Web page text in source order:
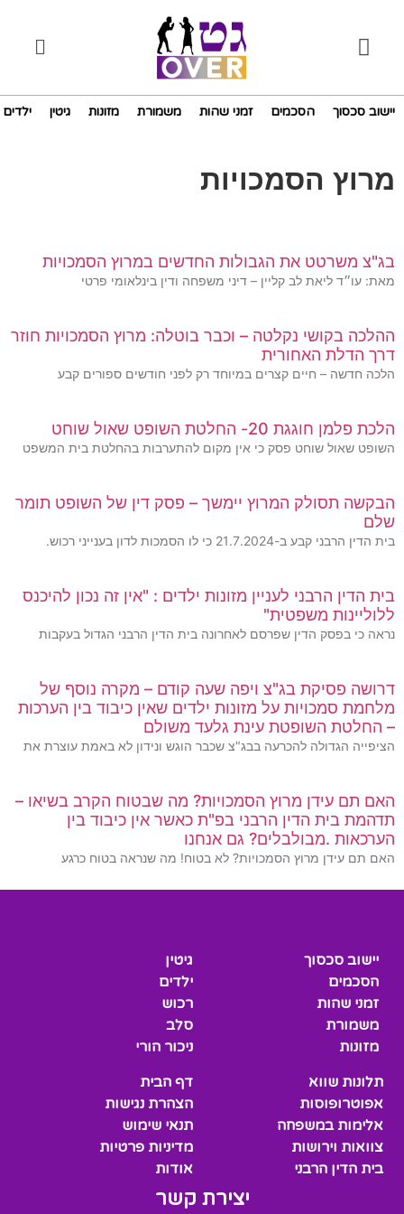
יישוב סכסוך הסכמים זמני שהות משמורת מזונות גיטין ילדים
מרוץ הסמכויות
בג"צ משרטט את הגבולות החדשים במרוץ הסמכויות
מאת: עו״ד ליאת לב קליין – דיני משפחה ודין בינלאומי פרטי
ההלכה בקושי נקלטה – וכבר בוטלה: מרוץ הסמכויות חוזר
דרך הדלת האחורית
הלכה חדשה – חיים קצרים במיוחד רק לפני חודשים ספורים קבע
הלכת פלמן חוגגת 20- החלטת השופט שאול שוחט
השופט שאול שוחט פסק כי אין מקום להתערבות בהחלטת בית המשפט
הבקשה תסולק המרוץ יימשך – פסק דין של השופט תומר
שלם
בית הדין הרבני קבע ב-21.7.2024 כי לו הסמכות לדון בענייני רכוש.
בית הדין הרבני לעניין מזונות ילדים : "אין זה נכון להיכנס
ללוליינות משפטית"
נראה כי בפסק הדין שפרסם לאחרונה בית הדין הרבני הגדול בעקבות
דרושה פסיקת בג"צ ויפה שעה קודם – מקרה נוסף של
מלחמת סמכויות על מזונות ילדים שאין כיבוד בין הערכות
– החלטת השופטת עינת גלעד משולם
הציפייה הגדולה להכרעה בבג"צ שכבר הוגש ונידון לא באמת עוצרת את
האם תם עידן מרוץ הסמכויות? מה שבטוח הקרב בשיאו –
תדהמת בית הדין הרבני בפ"ת כאשר אין כיבוד בין
הערכאות .מבולבלים? גם אנחנו
האם תם עידן מרוץ הסמכויות? לא בטוח! מה שנראה בטוח כרגע
יישוב סכסוך
הסכמים
זמני שהות
משמורת
מזונות
גיטין
ילדים
רכוש
סלב
ניכור הורי
תלונות שווא
אפוטרופוסות
אלימות במשפחה
צוואות וירושות
בית הדין הרבני
דף הבית
הצהרת נגישות
תנאי שימוש
מדיניות פרטיות
אודות
יצירת קשר